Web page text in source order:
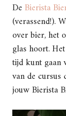
De Bierista
(verassend!).
over bier, het
glas hoort.
tijd kunt gaan
van de cursus
jouw Bierista